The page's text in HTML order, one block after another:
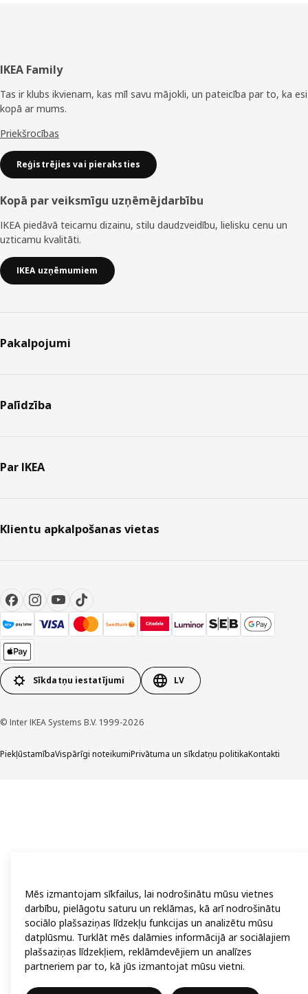
Kājene
IKEA Family
Tas ir klubs ikvienam, kas mīl savu mājokli, un pateicība par to, ka esi
kopā ar mums.
Priekšrocības
Reģistrējies vai pieraksties
Kopā par veiksmīgu uzņēmējdarbību
IKEA piedāvā teicamu dizainu, stilu daudzveidību, lielisku cenu un
uzticamu kvalitāti.
IKEA uzņēmumiem
Pakalpojumi
Palīdzība
Par IKEA
Klientu apkalpošanas vietas
Sīkdatņu iestatījumi LV
© Inter IKEA Systems B.V. 1999-2026
PiekļūstamībaVispārīgi noteikumiPrivātuma un sīkdatņu politikaKontakti
Mēs izmantojam sīkfailus, lai nodrošinātu mūsu vietnes
darbību, pielāgotu saturu un reklāmas, kā arī nodrošinātu
sociālo plašsaziņas līdzekļu funkcijas un analizētu mūsu
datplūsmu. Turklāt mēs dalāmies informācijā ar sociālajiem
plašsaziņas līdzekļiem, reklāmdevējiem un analīzes
partneriem par to, kā jūs izmantojat mūsu vietni.